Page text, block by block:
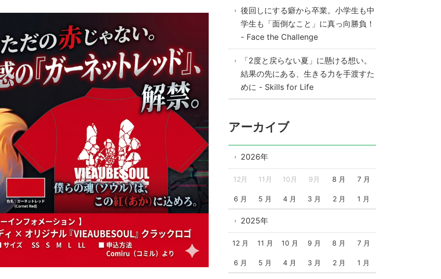
後回しにする癖から卒業。小学生も中
学生も「面倒なこと」に真っ向勝負！
- Face the Challenge
「2度と戻らない夏」に懸ける想い。
結果の先にある、生きる力を手渡すた
めに - Skills for Life
アーカイブ
2026年
12月 11月 10月 9月 8 月 7 月
6 月 5 月 4 月 3 月 2 月 1 月
2025年
12 月 11 月 10 月 9 月 8 月 7 月
6 月 5 月 4 月 3 月 2 月 1 月